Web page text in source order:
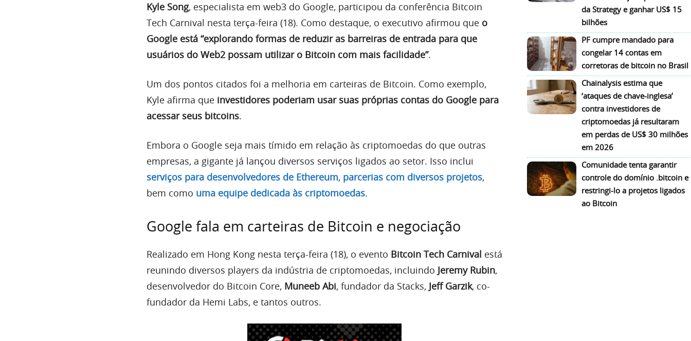
Kyle Song, especialista em web3 do Google, participou da conferência Bitcoin
Tech Carnival nesta terça-feira (18). Como destaque, o executivo afirmou que o
Google está “explorando formas de reduzir as barreiras de entrada para que
usuários do Web2 possam utilizar o Bitcoin com mais facilidade”.
Um dos pontos citados foi a melhoria em carteiras de Bitcoin. Como exemplo,
Kyle afirma que investidores poderiam usar suas próprias contas do Google para
acessar seus bitcoins.
Embora o Google seja mais tímido em relação às criptomoedas do que outras
empresas, a gigante já lançou diversos serviços ligados ao setor. Isso inclui
serviços para desenvolvedores de Ethereum, parcerias com diversos projetos,
bem como uma equipe dedicada às criptomoedas.
Google fala em carteiras de Bitcoin e negociação
Realizado em Hong Kong nesta terça-feira (18), o evento Bitcoin Tech Carnival está
reunindo diversos players da indústria de criptomoedas, incluindo Jeremy Rubin,
desenvolvedor do Bitcoin Core, Muneeb Abi, fundador da Stacks, Jeff Garzik, co-
fundador da Hemi Labs, e tantos outros.
da Strategy e ganhar US$ 15
bilhões
PF cumpre mandado para
congelar 14 contas em
corretoras de bitcoin no Brasil
Chainalysis estima que
‘ataques de chave-inglesa’
contra investidores de
criptomoedas já resultaram
em perdas de US$ 30 milhões
em 2026
Comunidade tenta garantir
controle do domínio .bitcoin e
restringi-lo a projetos ligados
ao Bitcoin